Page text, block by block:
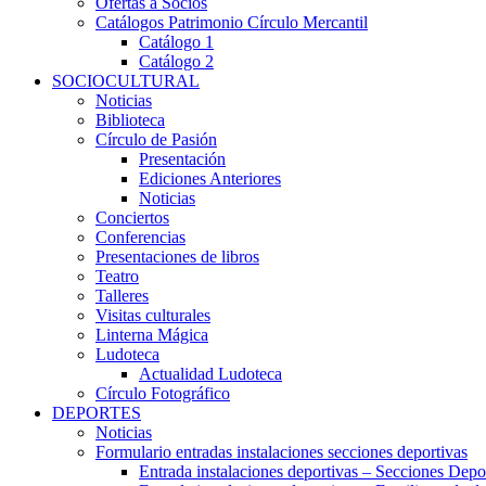
Catálogos Patrimonio Círculo Mercantil
Catálogo 1
Catálogo 2
SOCIOCULTURAL
Noticias
Biblioteca
Círculo de Pasión
Presentación
Ediciones Anteriores
Noticias
Conciertos
Conferencias
Presentaciones de libros
Teatro
Talleres
Visitas culturales
Linterna Mágica
Ludoteca
Actualidad Ludoteca
Círculo Fotográfico
DEPORTES
Noticias
Formulario entradas instalaciones secciones deportivas
Entrada instalaciones deportivas – Secciones